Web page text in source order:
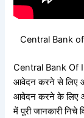
Central Bank
Central Bank Of
आवेदन करने से लिए
आवेदन करने के लिए
में पूरी जानकारी